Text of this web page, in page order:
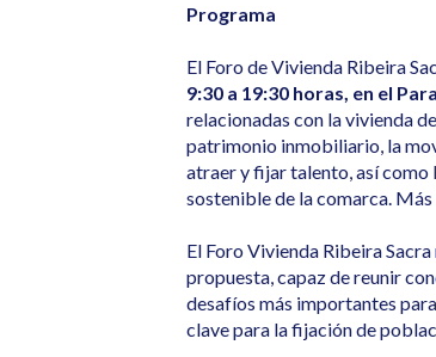
Programa
El Foro de Vivienda Ribeira
9:30 a 19:30 horas, en el
relacionadas con la vivienda
patrimonio inmobiliario, la
atraer y fijar talento, así como
sostenible de la comarca.
El Foro Vivienda Ribeira
propuesta, capaz de reunir
desafíos más importantes
clave para la fijación de